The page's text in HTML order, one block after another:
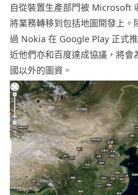
自從裝置生產部門被 Microsoft
將業務轉移到包括地圖開發上。
過 Nokia 在 Google Play 正式
近他們亦和百度達成協議，將會
國以外的圖資。